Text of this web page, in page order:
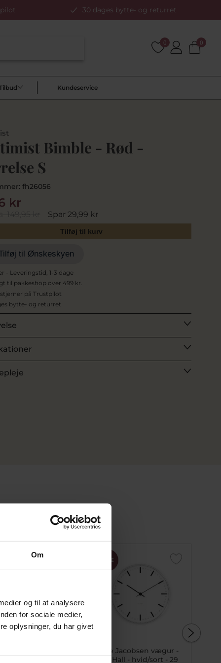
Om
og til at analysere
for sociale medier,
oplysninger, du har givet
30 dages bytte- og returret
0 0
Kundeservice
Bimble - Rød -
S
fh26056
149,95 kr Spar 29,99 kr
kr
Tilføj til kurv
til Ønskeskyen
- Leveringstid, 1-3 dage
til pakkeshop over 499 kr.
på Trustpilot
bytte- og returret
SALE
Arne Jacobsen vægur -
City Hall - hvid/sort - 29